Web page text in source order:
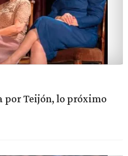
por Teijón, lo próximo